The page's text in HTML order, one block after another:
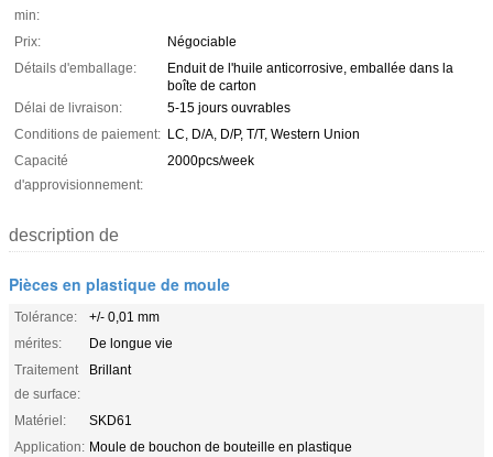
min:
Prix:
Négociable
Détails d'emballage:
Enduit de l'huile anticorrosive, emballée dans la
boîte de carton
Délai de livraison:
5-15 jours ouvrables
Conditions de paiement: LC, D/A, D/P, T/T, Western Union
Capacité
d'approvisionnement:
2000pcs/week
description de
Pièces en plastique de moule
Tolérance:
+/- 0,01 mm
mérites:
De longue vie
Traitement
de surface:
Brillant
Matériel:
SKD61
Application: Moule de bouchon de bouteille en plastique